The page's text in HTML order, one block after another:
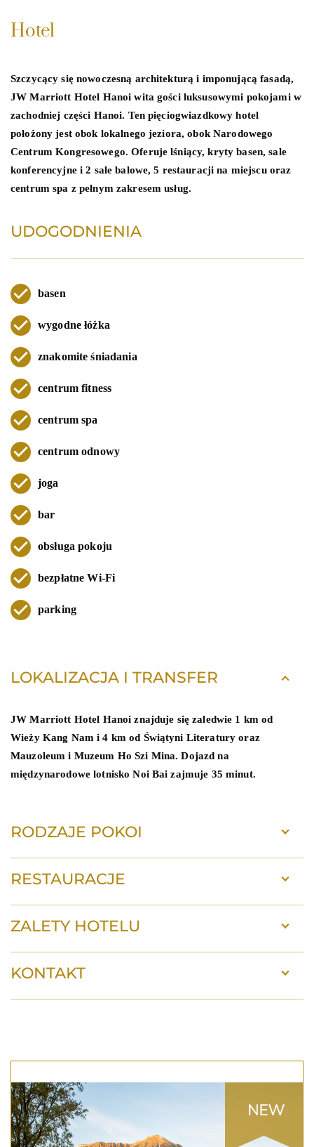
Hotel
Szczycący się nowoczesną architekturą i imponującą fasadą,
JW Marriott Hotel Hanoi wita gości luksusowymi pokojami w
zachodniej części Hanoi. Ten pięciogwiazdkowy hotel
położony jest obok lokalnego jeziora, obok Narodowego
Centrum Kongresowego. Oferuje lśniący, kryty basen, sale
konferencyjne i 2 sale balowe, 5 restauracji na miejscu oraz
centrum spa z pełnym zakresem usług.
UDOGODNIENIA
basen
wygodne łóżka
znakomite śniadania
centrum fitness
centrum spa
centrum odnowy
joga
bar
obsługa pokoju
bezpłatne Wi-Fi
parking
LOKALIZACJA I TRANSFER
JW Marriott Hotel Hanoi znajduje się zaledwie 1 km od
Wieży Kang Nam i 4 km od Świątyni Literatury oraz
Mauzoleum i Muzeum Ho Szi Mina. Dojazd na
międzynarodowe lotnisko Noi Bai zajmuje 35 minut.
RODZAJE POKOI
RESTAURACJE
ZALETY HOTELU
KONTAKT